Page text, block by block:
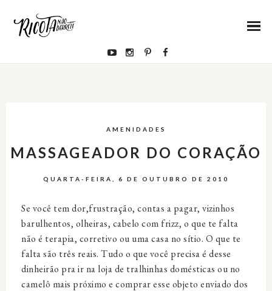
AMENIDADES
MASSAGEADOR DO CORAÇÃO
QUARTA-FEIRA, 6 DE OUTUBRO DE 2010
Se você tem dor,frustração, contas a pagar, vizinhos
barulhentos, olheiras, cabelo com frizz, o que te falta
não é terapia, corretivo ou uma casa no sítio. O que te
falta são três reais. Tudo o que você precisa é desse
dinheirão pra ir na loja de tralhinhas domésticas ou no
camelô mais próximo e comprar esse objeto enviado dos